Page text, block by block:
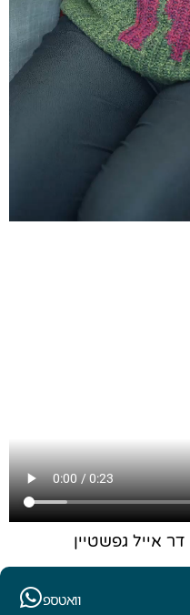
אייל גפשטיין
וואטספ